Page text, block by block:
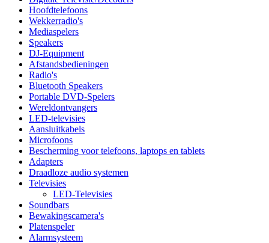
Hoofdtelefoons
Wekkerradio's
Mediaspelers
Speakers
DJ-Equipment
Afstandsbedieningen
Radio's
Bluetooth Speakers
Portable DVD-Spelers
Wereldontvangers
LED-televisies
Aansluitkabels
Microfoons
Bescherming voor telefoons, laptops en tablets
Adapters
Draadloze audio systemen
Televisies
LED-Televisies
Soundbars
Bewakingscamera's
Platenspeler
Alarmsysteem